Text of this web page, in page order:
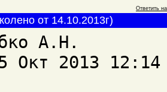
Ответить
от 14.10.2013г)
А.Н.
2013 12:14